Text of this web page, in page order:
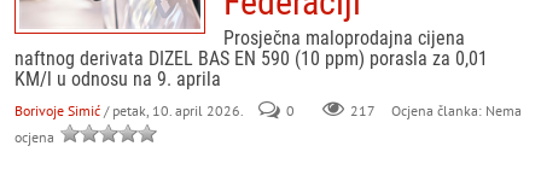
Prosječna maloprodajna cijena
naftnog derivata DIZEL BAS EN 590 (10 ppm) porasla za 0,01
KM/l u odnosu na 9. aprila
Borivoje Simić / petak, 10. april 2026. 0 217
Ocjena članka: Nema
ocjena